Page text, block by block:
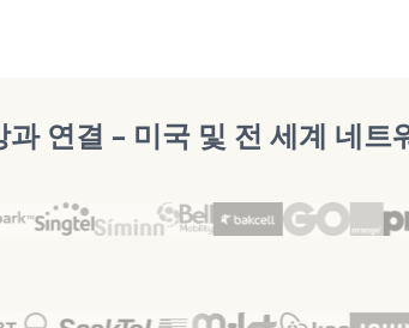
연결 – 미국 및 전 세계 네트